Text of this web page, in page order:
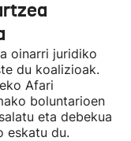
oinarri juridiko
du koalizioak.
Afari
boluntarioen
eta debekua
eskatu du.